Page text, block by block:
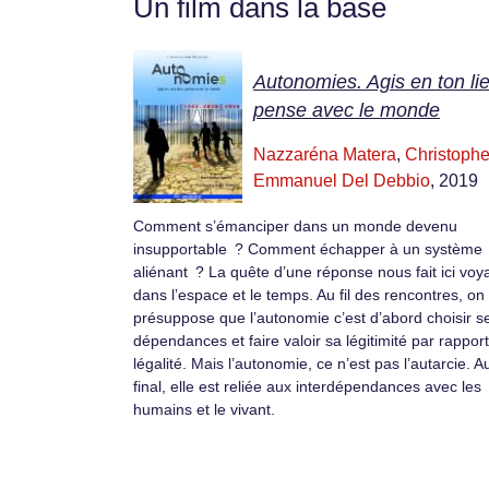
Un film dans la base
Autonomies. Agis en ton
pense avec le monde
Nazzaréna Matera,
Emmanuel Del Debbio, 2019
Comment s’émanciper dans un monde devenu
insupportable ? Comment échapper à un système
aliénant ? La quête d’une réponse nous fait ici
dans l’espace et le temps. Au fil des rencontres, on
présuppose que l’autonomie c’est d’abord choisir
dépendances et faire valoir sa légitimité par
légalité. Mais l’autonomie, ce n’est pas l’autarcie.
final, elle est reliée aux interdépendances avec les
humains et le vivant.